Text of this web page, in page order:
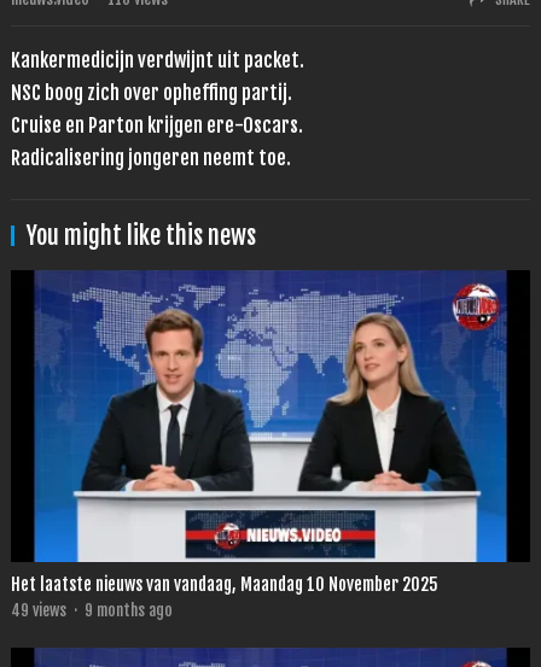
Kankermedicijn verdwijnt uit packet.
NSC boog zich over opheffing partij.
Cruise en Parton krijgen ere-Oscars.
Radicalisering jongeren neemt toe.
You might like this news
Het laatste nieuws van vandaag, Maandag 10 November 2025
49 views · 9 months ago